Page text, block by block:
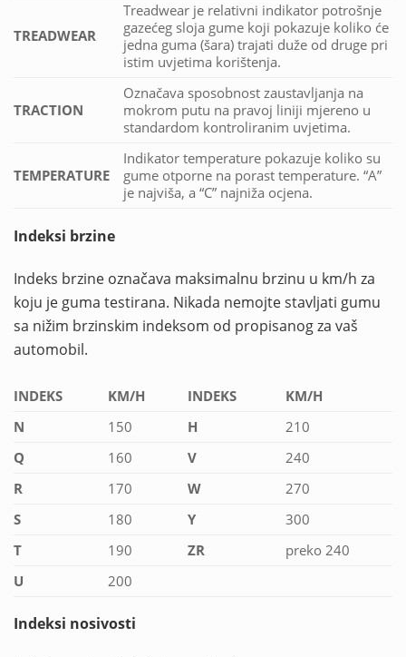
TREADWEAR
Treadwear je relativni indikator potrošnje
gazećeg sloja gume koji pokazuje koliko će
jedna guma (šara) trajati duže od druge pri
istim uvjetima korištenja.
TRACTION
Označava sposobnost zaustavljanja na
mokrom putu na pravoj liniji mjereno u
standardom kontroliranim uvjetima.
TEMPERATURE
Indikator temperature pokazuje koliko su
gume otporne na porast temperature. “A”
je najviša, a “C” najniža ocjena.
Indeksi brzine
Indeks brzine označava maksimalnu brzinu u km/h za
koju je guma testirana. Nikada nemojte stavljati gumu
sa nižim brzinskim indeksom od propisanog za vaš
automobil.
INDEKS KM/H INDEKS
KM/H
N
150 H
210
Q
160 V
240
R
170 W
270
S
180 Y
300
T
190 ZR
preko 240
U
200
Indeksi nosivosti